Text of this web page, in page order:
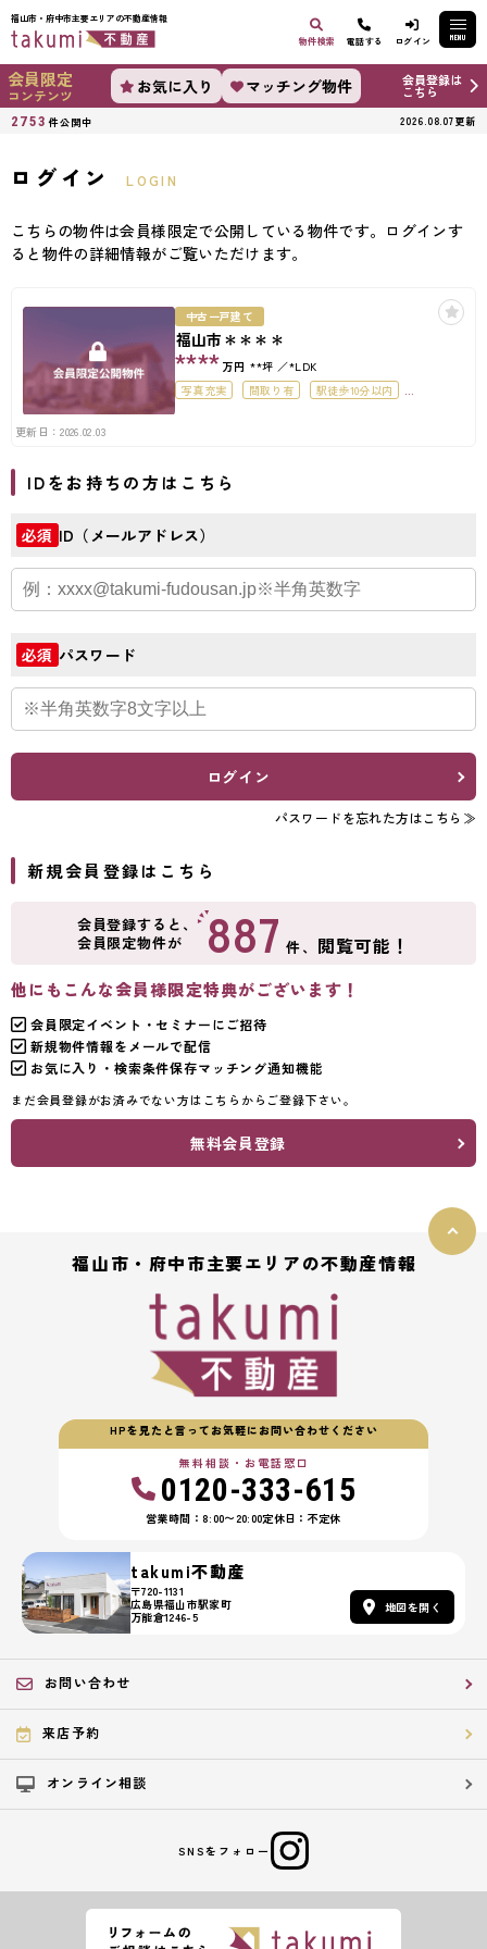
福山市・府中市主要エリアの不動産情報
物件検索
電話する ログイン MENU
会員限定
コンテンツ お気に入り マッチング物件 会員登録は
こちら
2753 件公開中 2026.08.07更新
ログイン LOGIN
こちらの物件は会員様限定で公開している物件です。ログインす
ると物件の詳細情報がご覧いただけます。
中古一戸建て
福山市＊＊＊＊
**** 万円 **坪
*LDK
写真充実
間取り有
駅徒歩10分以内
更新日：2026.02.03
IDをお持ちの方はこちら
必須 ID（メールアドレス）
必須 パスワード
ログイン
パスワードを忘れた方はこちら≫
新規会員登録はこちら
会員登録すると、
会員限定物件が
887 件、 閲覧可能！
他にもこんな会員様限定特典がございます！
会員限定イベント・セミナーにご招待
新規物件情報をメールで配信
お気に入り・検索条件保存マッチング通知機能
まだ会員登録がお済みでない方はこちらからご登録下さい。
無料会員登録
福山市・府中市主要エリアの不動産情報
HPを見たと言ってお気軽にお問い合わせください
無料相談・お電話窓口
0120-333-615
営業時間：8:00〜20:00定休日：不定休
takumi不動産
〒720-1131
広島県福山市駅家町
万能倉1246-5
地図を開く
お問い合わせ
来店予約
オンライン相談
SNSをフォロー